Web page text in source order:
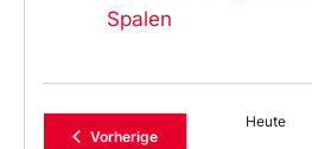
Spalen
VorherigeVeranstaltungen
Heute